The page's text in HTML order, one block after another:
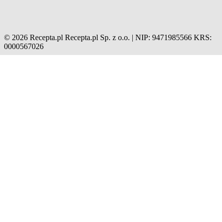
© 2026 Recepta.pl Recepta.pl Sp. z o.o. | NIP: 9471985566 KRS:
0000567026